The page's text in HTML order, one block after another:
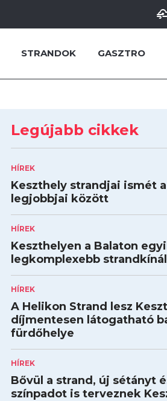
STRANDOK GASZTRO
Legújabb cikkek
HÍREK
Keszthely strandjai ismét
legjobbjai között
HÍREK
Keszthelyen a Balaton
legkomplexebb
HÍREK
A Helikon Strand lesz
díjmentesen látogatható
fürdőhelye
HÍREK
Bővül a strand, új sétányt
színpadot is terveznek